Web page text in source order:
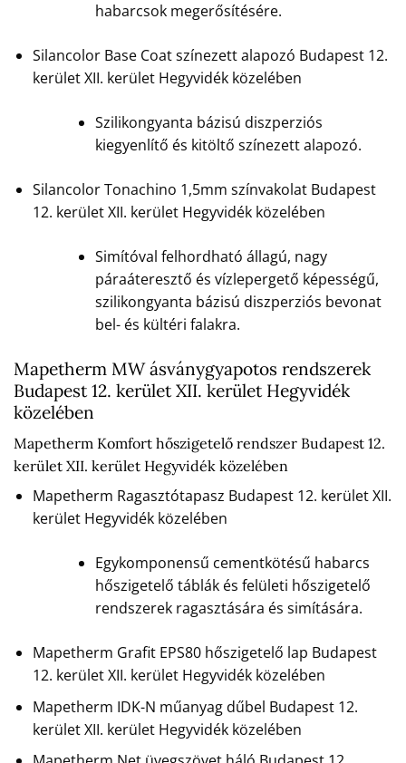
habarcsok megerősítésére.
Silancolor Base Coat színezett alapozó Budapest 12.
kerület XII. kerület Hegyvidék közelében
Szilikongyanta bázisú diszperziós
kiegyenlítő és kitöltő színezett alapozó.
Silancolor Tonachino 1,5mm színvakolat Budapest
12. kerület XII. kerület Hegyvidék közelében
Simítóval felhordható állagú, nagy
páraáteresztő és vízlepergető képességű,
szilikongyanta bázisú diszperziós bevonat
bel- és kültéri falakra.
Mapetherm MW ásványgyapotos rendszerek
Budapest 12. kerület XII. kerület Hegyvidék
közelében
Mapetherm Komfort hőszigetelő rendszer Budapest 12.
kerület XII. kerület Hegyvidék közelében
Mapetherm Ragasztótapasz Budapest 12. kerület XII.
kerület Hegyvidék közelében
Egykomponensű cementkötésű habarcs
hőszigetelő táblák és felületi hőszigetelő
rendszerek ragasztására és simítására.
Mapetherm Grafit EPS80 hőszigetelő lap Budapest
12. kerület XII. kerület Hegyvidék közelében
Mapetherm IDK-N műanyag dűbel Budapest 12.
kerület XII. kerület Hegyvidék közelében